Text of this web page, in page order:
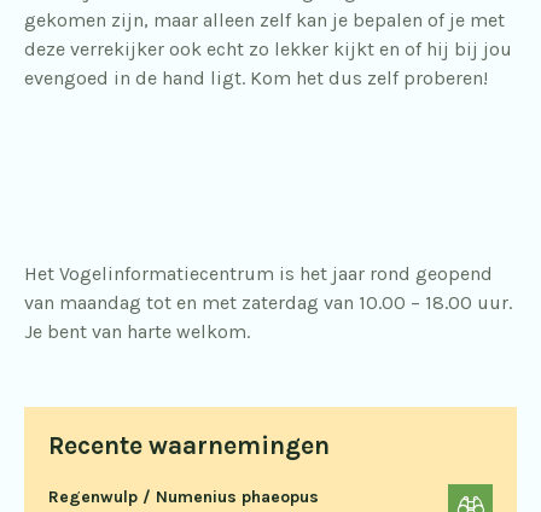
Recente waarnemingen
Regenwulp / Numenius phaeopus
gekomen zijn, maar alleen zelf kan je bepalen of je met
deze verrekijker ook echt zo lekker kijkt en of hij bij jou
evengoed in de hand ligt. Kom het dus zelf proberen!
Het Vogelinformatiecentrum is het jaar rond geopend
van maandag tot en met zaterdag van 10.00 – 18.00 uur.
Je bent van harte welkom.